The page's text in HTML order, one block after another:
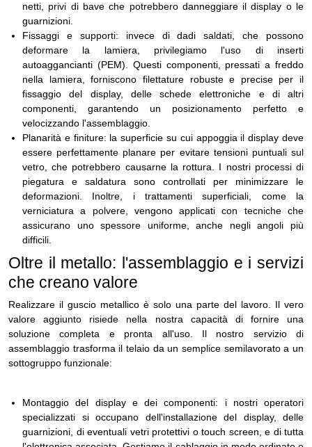
netti, privi di bave che potrebbero danneggiare il display o le
guarnizioni.
Fissaggi e supporti: invece di dadi saldati, che possono
deformare la lamiera, privilegiamo l'uso di inserti
autoaggancianti (PEM). Questi componenti, pressati a freddo
nella lamiera, forniscono filettature robuste e precise per il
fissaggio del display, delle schede elettroniche e di altri
componenti, garantendo un posizionamento perfetto e
velocizzando l'assemblaggio.
Planarità e finiture: la superficie su cui appoggia il display deve
essere perfettamente planare per evitare tensioni puntuali sul
vetro, che potrebbero causarne la rottura. I nostri processi di
piegatura e saldatura sono controllati per minimizzare le
deformazioni. Inoltre, i trattamenti superficiali, come la
verniciatura a polvere, vengono applicati con tecniche che
assicurano uno spessore uniforme, anche negli angoli più
difficili.
Oltre il metallo: l'assemblaggio e i servizi
che creano valore
Realizzare il guscio metallico è solo una parte del lavoro. Il vero
valore aggiunto risiede nella nostra capacità di fornire una
soluzione completa e pronta all'uso. Il nostro servizio di
assemblaggio trasforma il telaio da un semplice semilavorato a un
sottogruppo funzionale:
Montaggio del display e dei componenti: i nostri operatori
specializzati si occupano dell'installazione del display, delle
guarnizioni, di eventuali vetri protettivi o touch screen, e di tutta